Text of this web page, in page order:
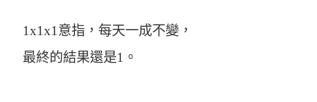
1x1x1意指，每天一成不變，
最終的結果還是1。